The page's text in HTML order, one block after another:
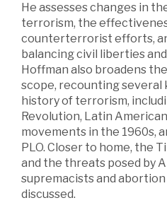
He assesses changes in
terrorism, the
counterterrorist efforts,
balancing civil liberties
Hoffman also broadens
scope, recounting several
history of terrorism,
Revolution, Latin
movements in the 1960s,
PLO. Closer to home, the
and the threats posed by
supremacists and
discussed.